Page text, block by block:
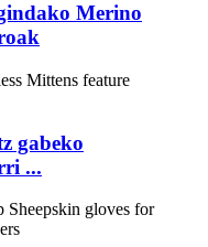
Merino
gabeko
...